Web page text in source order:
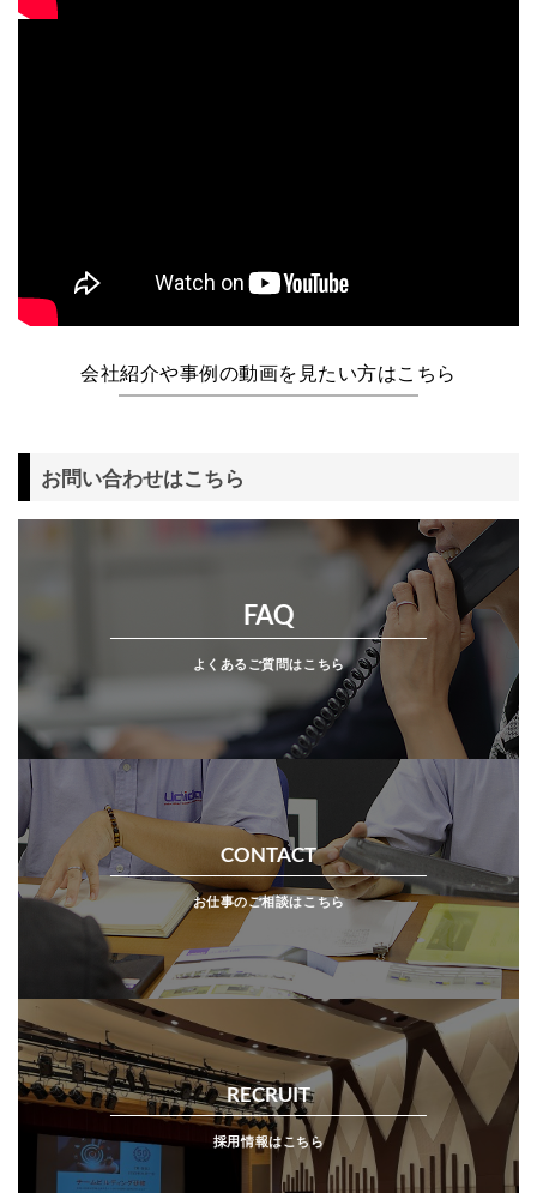
会社紹介や事例の動画を見たい方はこちら
お問い合わせはこちら
FAQ
よくあるご質問はこちら
CONTACT
お仕事のご相談はこちら
RECRUIT
採用情報はこちら